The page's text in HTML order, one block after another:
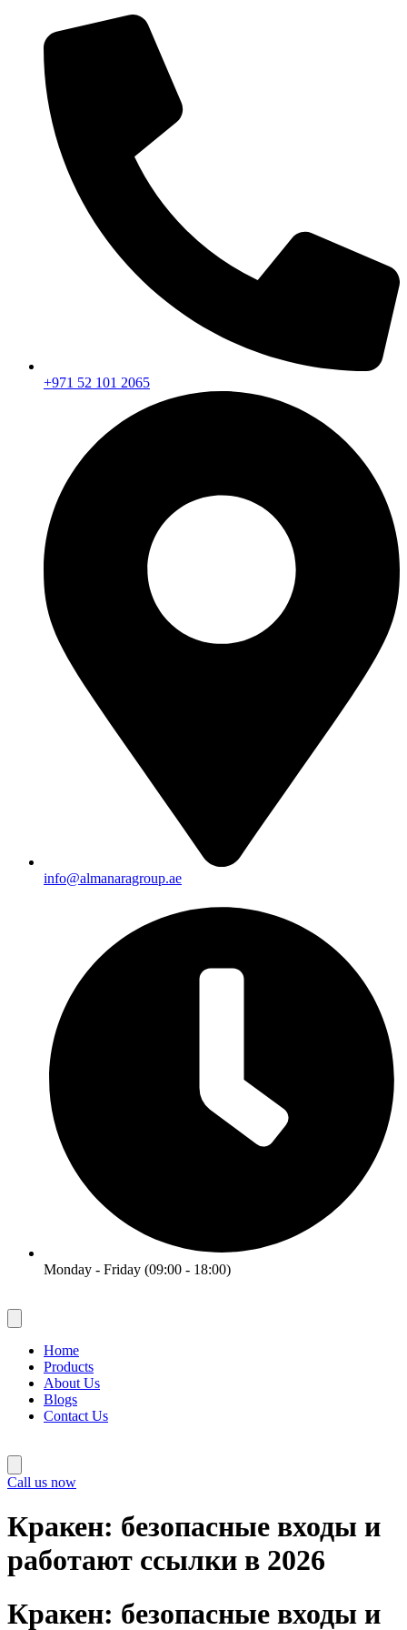
+971 52 101 2065
info@almanaragroup.ae
Monday - Friday (09:00 - 18:00)
Home
Products
About Us
Blogs
Contact Us
Call us now
Кракен: безопасные входы и
работают ссылки в 2026
Кракен: безопасные входы и